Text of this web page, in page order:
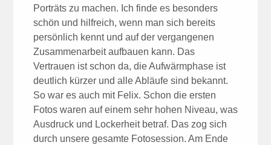
Porträts zu machen. Ich finde es besonders
schön und hilfreich, wenn man sich bereits
persönlich kennt und auf der vergangenen
Zusammenarbeit aufbauen kann. Das
Vertrauen ist schon da, die Aufwärmphase ist
deutlich kürzer und alle Abläufe sind bekannt.
So war es auch mit Felix. Schon die ersten
Fotos waren auf einem sehr hohen Niveau, was
Ausdruck und Lockerheit betraf. Das zog sich
durch unsere gesamte Fotosession. Am Ende